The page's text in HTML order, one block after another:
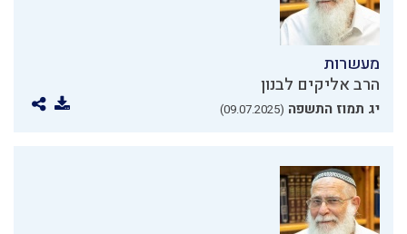
מעשרות
הרב אליקים לבנון
יג תמוז התשפה (09.07.2025)